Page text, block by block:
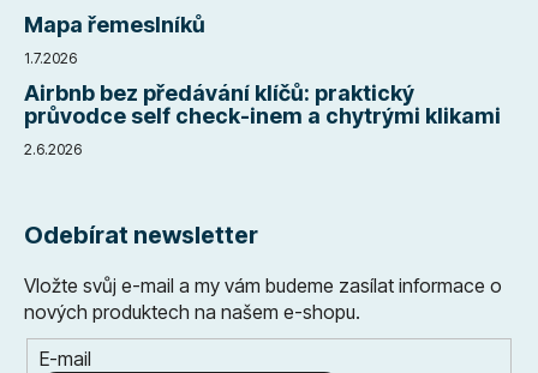
Mapa řemeslníků
1.7.2026
Airbnb bez předávání klíčů: praktický
průvodce self check-inem a chytrými klikami
2.6.2026
Odebírat newsletter
Vložte svůj e-mail a my vám budeme zasílat informace o
nových produktech na našem e-shopu.
E-mail